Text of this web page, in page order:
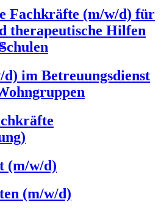
Fachkräfte (m/w/d) für
therapeutische Hilfen
im Betreuungsdienst
(m/w/d)
(m/w/d)